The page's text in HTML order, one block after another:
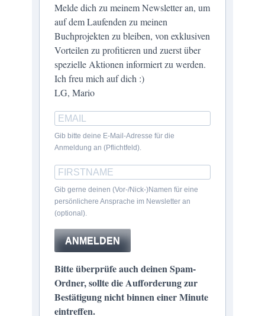
Melde dich zu meinem Newsletter an, um
auf dem Laufenden zu meinen
Buchprojekten zu bleiben, von exklusiven
Vorteilen zu profitieren und zuerst über
spezielle Aktionen informiert zu werden.
Ich freu mich auf dich :)
LG, Mario
Gib bitte deine E-Mail-Adresse für die
Anmeldung an (Pflichtfeld).
Gib gerne deinen (Vor-/Nick-)Namen für eine
persönlichere Ansprache im Newsletter an
(optional).
ANMELDEN
Bitte überprüfe auch deinen Spam-
Ordner, sollte die Aufforderung zur
Bestätigung nicht binnen einer Minute
eintreffen.